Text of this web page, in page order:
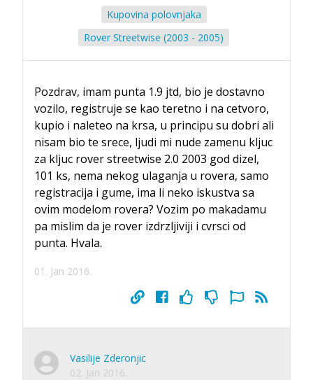
Kupovina polovnjaka
Rover Streetwise (2003 - 2005)
Pozdrav, imam punta 1.9 jtd, bio je dostavno
vozilo, registruje se kao teretno i na cetvoro,
kupio i naleteo na krsa, u principu su dobri ali
nisam bio te srece, ljudi mi nude zamenu kljuc
za kljuc rover streetwise 2.0 2003 god dizel,
101 ks, nema nekog ulaganja u rovera, samo
registracija i gume, ima li neko iskustva sa
ovim modelom rovera? Vozim po makadamu
pa mislim da je rover izdrzljiviji i cvrsci od
punta. Hvala.
01. Jan 2016.
Vasilije Zderonjic
02. Jan 2016.